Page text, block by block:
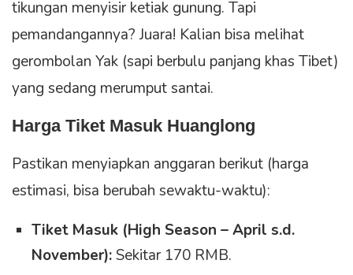
tikungan menyisir ketiak gunung. Tapi
pemandangannya? Juara! Kalian bisa melihat
gerombolan Yak (sapi berbulu panjang khas Tibet)
yang sedang merumput santai.
Harga Tiket Masuk Huanglong
Pastikan menyiapkan anggaran berikut (harga
estimasi, bisa berubah sewaktu-waktu):
Tiket Masuk (High Season – April s.d.
November):Sekitar 170 RMB.